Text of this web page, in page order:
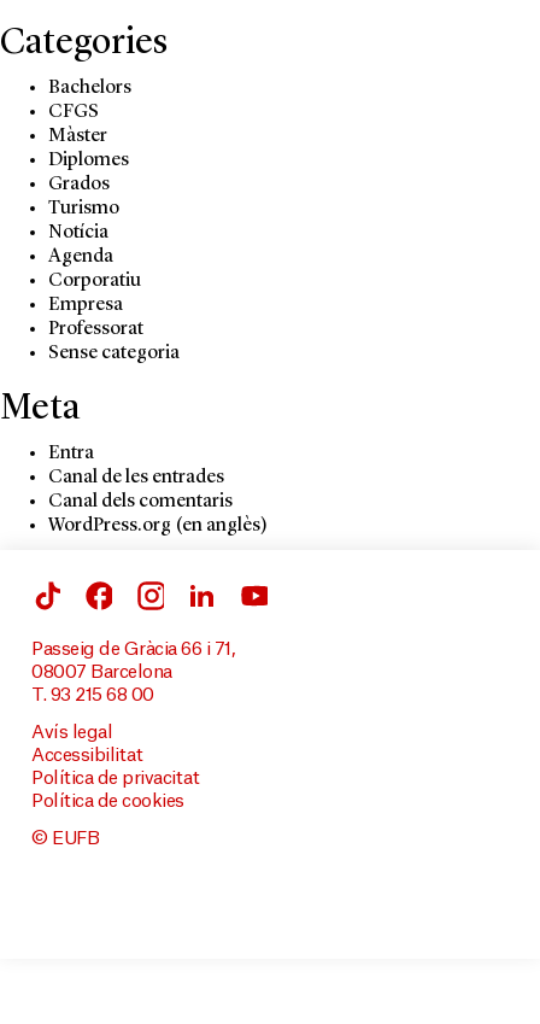
Categories
Bachelors
CFGS
Màster
Diplomes
Grados
Turismo
Notícia
Agenda
Corporatiu
Empresa
Professorat
Sense categoria
Meta
Entra
Canal de les entrades
Canal dels comentaris
WordPress.org (en anglès)
Passeig de Gràcia 66 i 71,
08007 Barcelona
T. 93 215 68 00
Avís legal
Accessibilitat
Política de privacitat
Política de cookies
© EUFB